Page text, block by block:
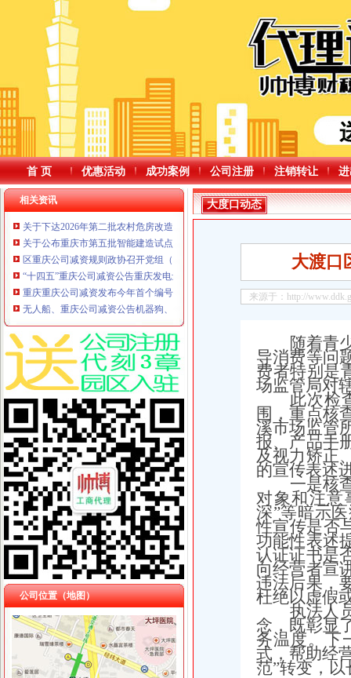
首 页 优惠活动 成功案例 公司注册 注销转让
相关资讯
关于下达2026年第二批农村危房改造计划的重庆公司减资政策通知
关于公布重庆市第五批智能建造试点企业和第六批试点项目名单的重庆公司减
区重庆公司减资规则政协召开党组（扩大）会议暨五届三十五次主席会议
“十四五”重庆公司减资公告重庆发电量年均增长7.6%绿电供给能力持续增强
重庆重庆公司减资发布今年首个编号洪水梅江2026年第1号洪水秀山8个乡镇防
无人船、重庆公司减资公告机器狗、水下机器人齐上阵……重庆2026年度水库
公司位置（地图）
大度口动态
大渡口
来源于：http://
随着青
导消费等问
费者特别是
场监管局对
此次检
围，重点核
溪市场监管
报、产品手
及视力矫正
的宣传表述
一是核
对象和注意
深”等暗示
性宣传是否
功能性表述
认证证书是
向经营者宣
违法后果，
杜绝以虚假
执法人
念，既彰显
务温度。下
式，帮助经
范”转变，